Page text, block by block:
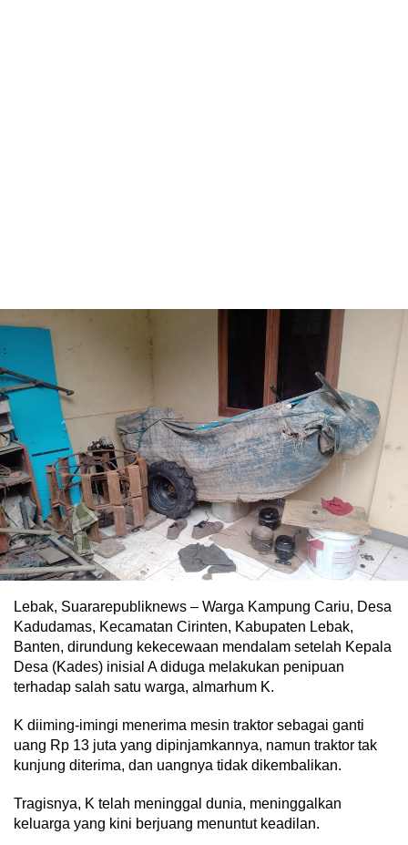
Lebak, Suararepubliknews – Warga Kampung Cariu, Desa
Kadudamas, Kecamatan Cirinten, Kabupaten Lebak,
Banten, dirundung kekecewaan mendalam setelah Kepala
Desa (Kades) inisial A diduga melakukan penipuan
terhadap salah satu warga, almarhum K.
K diiming-imingi menerima mesin traktor sebagai ganti
uang Rp 13 juta yang dipinjamkannya, namun traktor tak
kunjung diterima, dan uangnya tidak dikembalikan.
Tragisnya, K telah meninggal dunia, meninggalkan
keluarga yang kini berjuang menuntut keadilan.